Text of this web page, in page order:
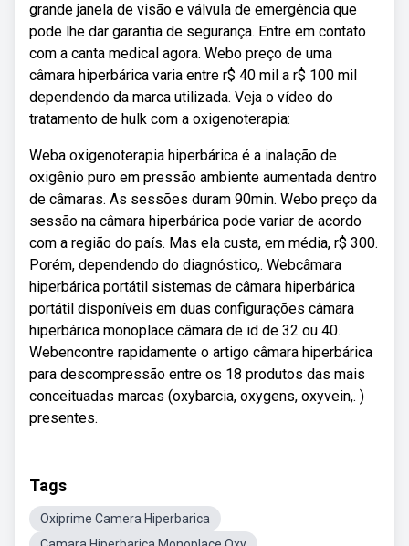
grande janela de visão e válvula de emergência que
pode lhe dar garantia de segurança. Entre em contato
com a canta medical agora. Webo preço de uma
câmara hiperbárica varia entre r$ 40 mil a r$ 100 mil
dependendo da marca utilizada. Veja o vídeo do
tratamento de hulk com a oxigenoterapia:
Weba oxigenoterapia hiperbárica é a inalação de
oxigênio puro em pressão ambiente aumentada dentro
de câmaras. As sessões duram 90min. Webo preço da
sessão na câmara hiperbárica pode variar de acordo
com a região do país. Mas ela custa, em média, r$ 300.
Porém, dependendo do diagnóstico,. Webcâmara
hiperbárica portátil sistemas de câmara hiperbárica
portátil disponíveis em duas configurações câmara
hiperbárica monoplace câmara de id de 32 ou 40.
Webencontre rapidamente o artigo câmara hiperbárica
para descompressão entre os 18 produtos das mais
conceituadas marcas (oxybarcia, oxygens, oxyvein,. )
presentes.
Tags
Oxiprime Camera Hiperbarica